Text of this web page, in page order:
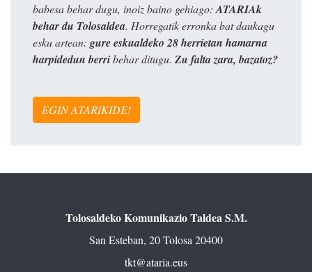
babesa behar dugu, inoiz baino gehiago: ATARIAk
behar du Tolosaldea. Horregatik erronka bat daukagu
esku artean: gure eskualdeko 28 herrietan hamarna
harpidedun berribehar ditugu. Zu falta zara, bazatoz?
EGIN ATARIKIDE!
Tolosaldeko Komunikazio Taldea S.M.
San Esteban, 20 Tolosa 20400
tkt@ataria.eus